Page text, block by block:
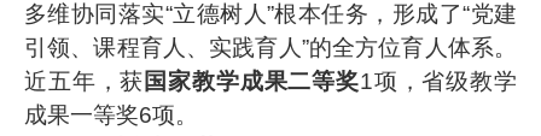
多维协同落实“立德树人”根本任务，形成了“党建
引领、课程育人、实践育人”的全方位育人体系。
近五年，获国家教学成果二等奖1项，省级教学
成果一等奖6项。